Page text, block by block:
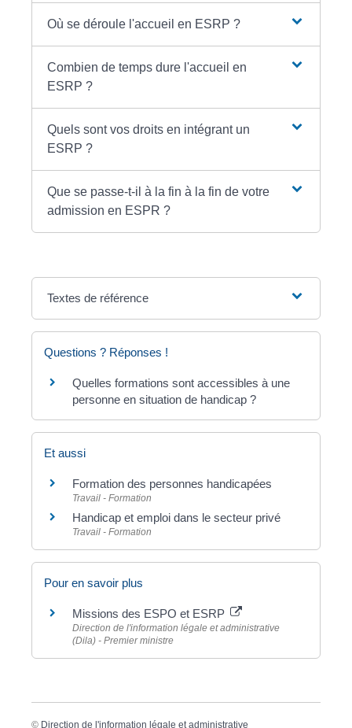
Où se déroule l'accueil en ESRP ?
Combien de temps dure l'accueil en
ESRP ?
Quels sont vos droits en intégrant un
ESRP ?
Que se passe-t-il à la fin à la fin de votre
admission en ESPR ?
Textes de référence
Questions ? Réponses !
Quelles formations sont accessibles à une
personne en situation de handicap ?
Et aussi
Formation des personnes handicapées
Travail - Formation
Handicap et emploi dans le secteur privé
Travail - Formation
Pour en savoir plus
Missions des ESPO et ESRP
Direction de l'information légale et administrative
(Dila) - Premier ministre
© Direction de l'information légale et administrative